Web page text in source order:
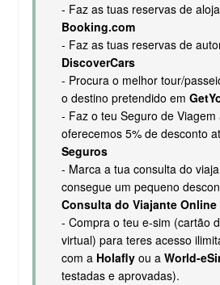
- Faz as tuas reservas de
Booking.com
- Faz as tuas reservas de
DiscoverCars
- Procura o melhor tour/
o destino pretendido em
- Faz o teu Seguro de Viagem
oferecemos 5% de desconto
Seguros
- Marca a tua consulta do
consegue um pequeno
Consulta do Viajante Online
- Compra o teu e-sim (cartão
virtual) para teres acesso
com a Holaflyou a World-
testadas e aprovadas).